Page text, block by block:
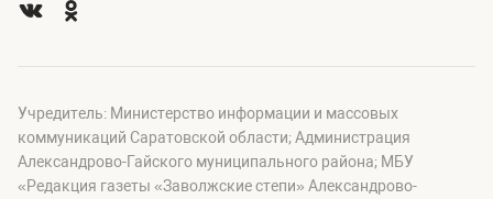
Учредитель: Министерство информации и массовых
коммуникаций Саратовской области; Администрация
Александрово-Гайского муниципального района; МБУ
«Редакция газеты «Заволжские степи» Александрово-